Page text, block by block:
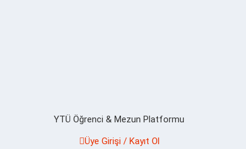
YTÜ Öğrenci & Mezun Platformu
Üye Girişi / Kayıt Ol